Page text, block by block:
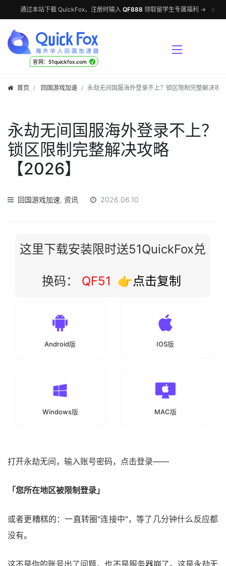
通过本站下载 QuickFox，注册时输入 QF888 领取留学生专属福利 → ✕
官网：51quickfox.com √
首页 回国游戏加速 永劫无间国服海外登录不上？锁区限制完整解决攻
永劫无间国服海外登录不上？
锁区限制完整解决攻略
【2026】
回国游戏加速, 资讯 2026.06.10
这里下载安装限时送51QuickFox兑
换码： QF51 👉点击复制
Android版 IOS版
Windows版 MAC版
打开永劫无间，输入账号密码，点击登录——
「您所在地区被限制登录」
或者更糟糕的：一直转圈"连接中"，等了几分钟什么反应都
没有。
这不是你的账号出了问题，也不是服务器崩了。这是永劫无